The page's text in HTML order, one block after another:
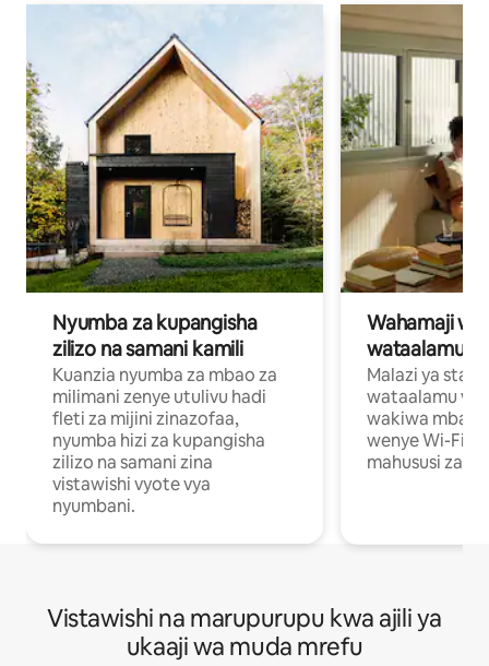
Nyumba za kupangisha
zilizo na samani kamili
Kuanzia nyumba za mbao za
milimani zenye utulivu hadi
fleti za mijini zinazofaa,
nyumba hizi za kupangisha
zilizo na samani zina
vistawishi vyote vya
nyumbani.
Wahamaji
wataalamu
Malazi ya
wataalamu
wakiwa mbali
wenye Wi-Fi
mahususi za
Vistawishi na marupurupu kwa ajili ya
ukaaji wa muda mrefu